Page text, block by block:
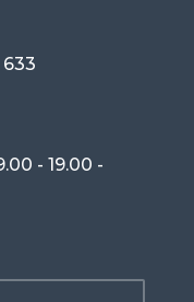
- 19.00 -